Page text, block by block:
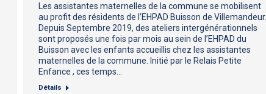
Les assistantes maternelles de la commune se mobilisent
au profit des résidents de l’EHPAD Buisson de Villemandeur.
Depuis Septembre 2019, des ateliers intergénérationnels
sont proposés une fois par mois au sein de l’EHPAD du
Buisson avec les enfants accueillis chez les assistantes
maternelles de la commune. Initié par le Relais Petite
Enfance , ces temps…
Détails